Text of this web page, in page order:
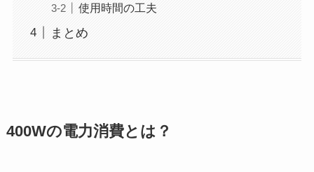
使用時間の工夫
まとめ
400Wの電力消費とは？